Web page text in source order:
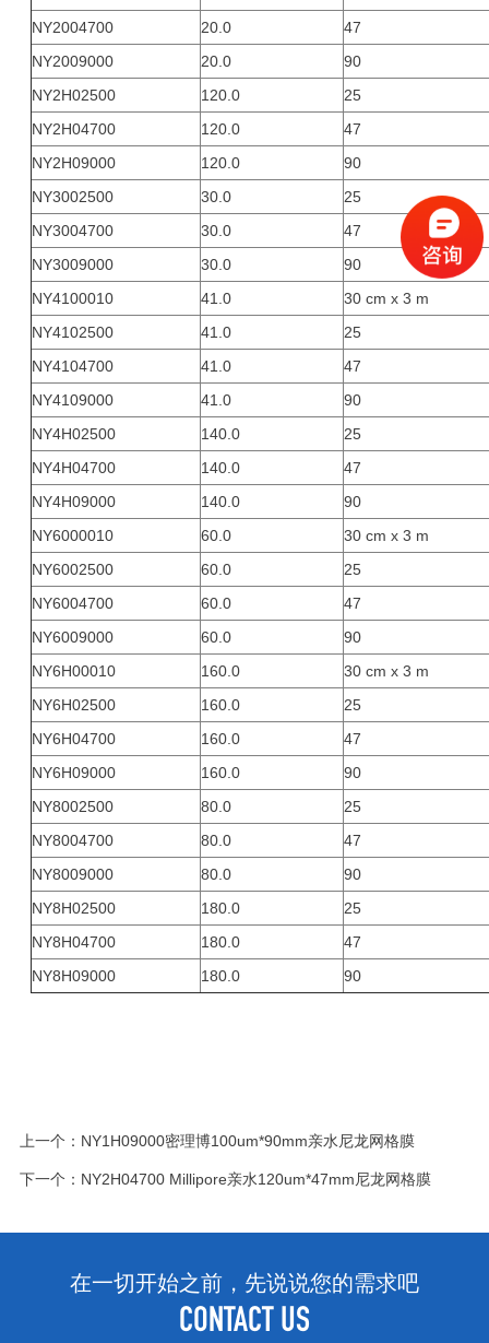
NY2004700
20.0
47
NY2009000
20.0
90
NY2H02500
120.0
25
NY2H04700
120.0
47
NY2H09000
120.0
90
NY3002500
30.0
25
NY3004700
30.0
47
NY3009000
30.0
90
NY4100010
41.0
30 cm x 3 m
NY4102500
41.0
25
NY4104700
41.0
47
NY4109000
41.0
90
NY4H02500
140.0
25
NY4H04700
140.0
47
NY4H09000
140.0
90
NY6000010
60.0
30 cm x 3 m
NY6002500
60.0
25
NY6004700
60.0
47
NY6009000
60.0
90
NY6H00010
160.0
30 cm x 3 m
NY6H02500
160.0
25
NY6H04700
160.0
47
NY6H09000
160.0
90
NY8002500
80.0
25
NY8004700
80.0
47
NY8009000
80.0
90
NY8H02500
180.0
25
NY8H04700
180.0
47
NY8H09000
180.0 90
上一个： NY1H09000密理博100um*90mm亲水尼龙网格膜
下一个： NY2H04700 Millipore亲水120um*47mm尼龙网格膜
在一切开始之前，先说说您的需求吧
CONTACT US